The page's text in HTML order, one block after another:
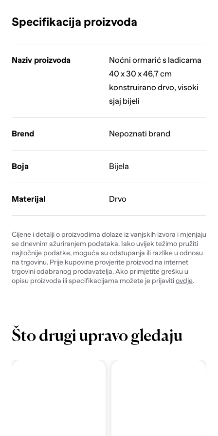
Specifikacija proizvoda
Naziv proizvoda
Noćni ormarić s ladicama
40 x 30 x 46,7 cm
konstruirano drvo, visoki
sjaj bijeli
Brend Nepoznati brand
Boja Bijela
Materijal Drvo
Cijene i detalji o proizvodima dolaze iz vanjskih izvora i mjenjaju
se dnevnim ažuriranjem podataka. Iako uvijek težimo pružiti
najtočnije podatke, moguća su odstupanja ili razlike u odnosu
na trgovinu. Prije kupovine provjerite proizvod na internet
trgovini odabranog prodavatelja. Ako primjetite grešku u
opisu proizvoda ili specifikacijama možete je prijavitiovdje.
Što drugi upravo gledaju